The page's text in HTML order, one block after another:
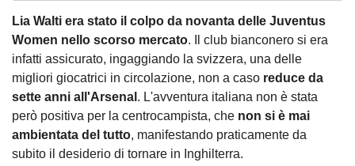
Lia Walti era stato il colpo da novanta delle Juventus
Women nello scorso mercato. Il club bianconero si era
infatti assicurato, ingaggiando la svizzera, una delle
migliori giocatrici in circolazione, non a caso reduce da
sette anni all'Arsenal . L'avventura italiana non è stata
però positiva per la centrocampista, che non si è mai
ambientata del tutto, manifestando praticamente da
subito il desiderio di tornare in Inghilterra.